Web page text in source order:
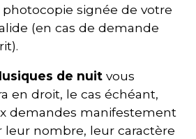
photocopie signée de votre
(en cas de demande
de nuit vous
en droit, le cas échéant,
demandes manifestement
leur nombre, leur caractère